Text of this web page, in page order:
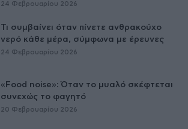
24 Φεβρουαρίου 2026
Τι συμβαίνει όταν πίνετε ανθρακούχο
νερό κάθε μέρα, σύμφωνα με έρευνες
24 Φεβρουαρίου 2026
«Food noise»: Όταν το μυαλό σκέφτεται
συνεχώς το φαγητό
20 Φεβρουαρίου 2026